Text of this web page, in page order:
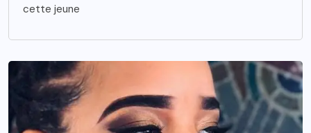
cette jeune